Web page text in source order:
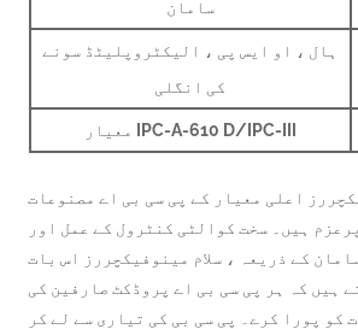
او ایس پی ، الیکٹروپلیٹڈ سونے
کی انگلی
IPC-A-610 D/IPC-III معیار
معیار کے پی سی بی اے مصنوعات
سخت کوالٹی کنٹرول کے عمل اور
، سلام مینوفیکچررز اس بات
ہر پی سی بی اے پروڈکٹ صارفین کی
کرے۔ پی سی بی کی تیاری سے لے کر